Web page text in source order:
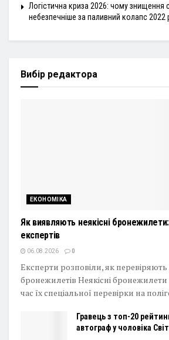
Логістична криза 2026: чому знищення
небезпечніше за паливний колапс 2022
Вибір редактора
ЕКОНОМІКА
Як виявляють неякісні
експертів
06.08.2026 0
Експерти розповіли, як перевіряють
бронежилетів Неякісні
час їх спеціальної перевірки на
Гравець з топ-20
автограф у чоловіка